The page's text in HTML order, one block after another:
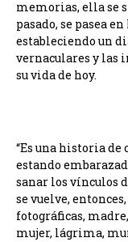
memorias, ella se
pasado, se pasea
estableciendo un
vernaculares y las
su vida de hoy.
“Es una historia de
estando
sanar los vínculos
se vuelve,
fotográficas,
mujer, lágrima,